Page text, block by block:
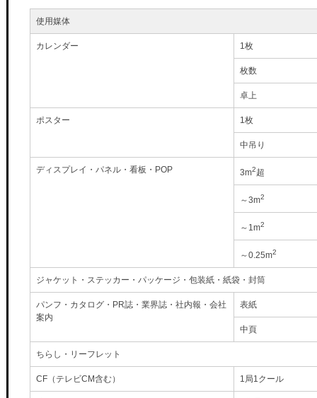
使用媒体
カレンダー 1枚
枚数
卓上
ポスター 1枚
中吊り
ディスプレイ・パネル・看板・POP 3m2超
～3m2
～1m2
～0.25m2
ジャケット・ステッカー・パッケージ・包装紙・紙袋・封筒
パンフ・カタログ・PR誌・業界誌・社内報・会社
案内
表紙
中頁
ちらし・リーフレット
CF（テレビCM含む） 1局1クール